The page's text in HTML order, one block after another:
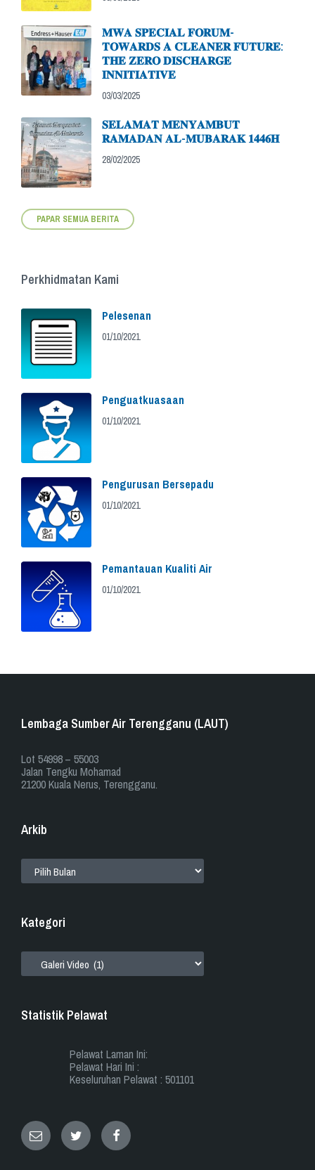
𝐌𝐖𝐀 𝐒𝐏𝐄𝐂𝐈𝐀𝐋 𝐅𝐎𝐑𝐔𝐌-
𝐓𝐎𝐖𝐀𝐑𝐃𝐒 𝐀 𝐂𝐋𝐄𝐀𝐍𝐄𝐑 𝐅𝐔𝐓𝐔𝐑𝐄:
𝐓𝐇𝐄 𝐙𝐄𝐑𝐎 𝐃𝐈𝐒𝐂𝐇𝐀𝐑𝐆𝐄
𝐈𝐍𝐍𝐈𝐓𝐈𝐀𝐓𝐈𝐕𝐄
03/03/2025
𝐒𝐄𝐋𝐀𝐌𝐀𝐓 𝐌𝐄𝐍𝐘𝐀𝐌𝐁𝐔𝐓
𝐑𝐀𝐌𝐀𝐃𝐀𝐍 𝐀𝐋-𝐌𝐔𝐁𝐀𝐑𝐀𝐊 𝟏𝟒𝟒𝟔𝐇
28/02/2025
PAPAR SEMUA BERITA
Perkhidmatan Kami
Pelesenan
01/10/2021
Penguatkuasaan
01/10/2021
Pengurusan Bersepadu
01/10/2021
Pemantauan Kualiti Air
01/10/2021
Lembaga Sumber Air Terengganu (LAUT)
​​Lot 54998 – 55003
Jalan Tengku Mohamad
21200 Kuala Nerus, Terengganu.
Arkib
Kategori
Statistik Pelawat
Pelawat Laman Ini:
Pelawat Hari Ini :
Keseluruhan Pelawat : 501101
Email TwitterFacebook